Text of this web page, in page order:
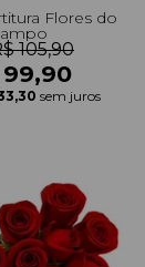
Flores do
105,90
99,90
sem juros